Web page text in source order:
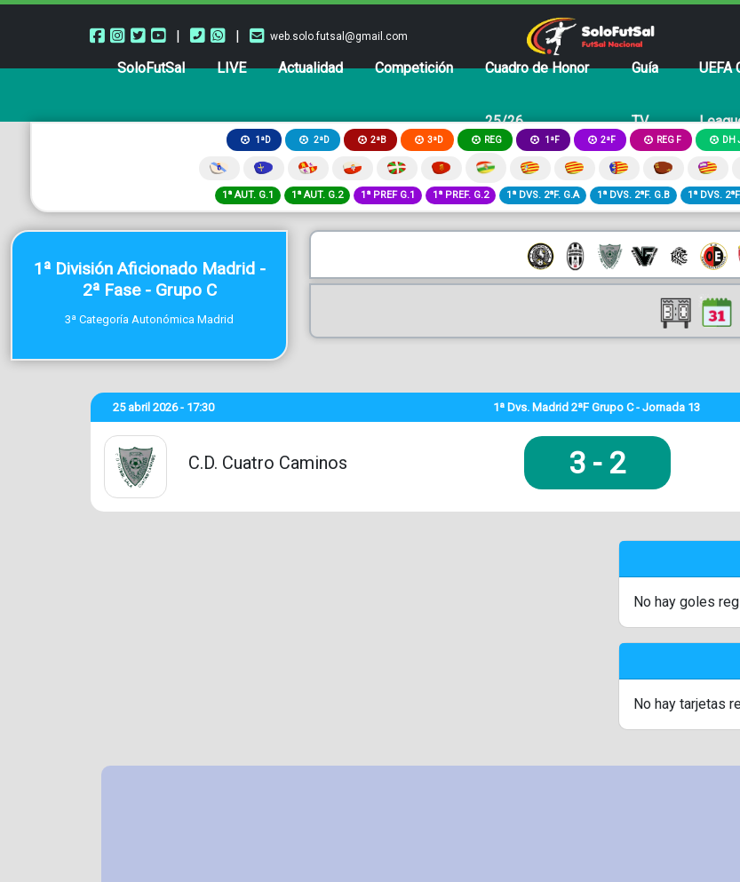
| | web.solo.futsal@gmail.com
SoloFutSal LIVE Actualidad Competición Cuadro de Honor
25/26
Guía
TV
UEFA
1ªD 2ªD 2ªB 3ªD REG 1ªF 2ªF REG F DH
1ª AUT. G.1 1ª AUT. G.2 1ª PREF G.1 1ª PREF. G.2 1ª DVS. 2ªF. G.A 1ª DVS. 2ªF. G.B 1ª DVS.
1ª División Aficionado Madrid -
2ª Fase - Grupo C
3ª Categoría Autonómica Madrid
25 abril 2026 - 17:30 1ª Dvs. Madrid 2ªF Grupo C - Jornada 13
C.D. Cuatro Caminos 3 - 2
No hay goles
No hay tarjetas